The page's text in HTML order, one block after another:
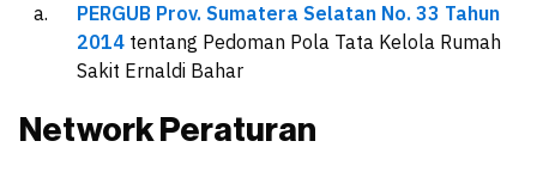
PERGUB Prov. Sumatera Selatan No. 33 Tahun
2014 tentang Pedoman Pola Tata Kelola Rumah
Sakit Ernaldi Bahar
Network Peraturan